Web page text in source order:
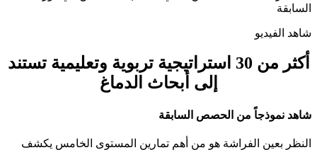
السابقة
شاهد الفيديو
أكثر من 30 استراتيجية تربوية وتعليمية تستند
إلى أبحاث الدماغ
شاهد نموذجاً من الحصص السابقة
النظر بعين الفراشة هو من أهم تمارين المستوى الخامس يكشف